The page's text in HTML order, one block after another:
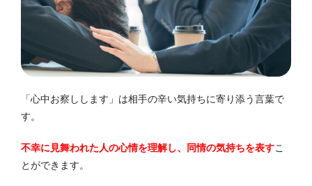
「心中お察しします」は相手の辛い気持ちに寄り添う言葉で
す。
不幸に見舞われた人の心情を理解し、同情の気持ちを表すこ
とができます。